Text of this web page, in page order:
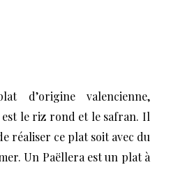
d’origine valencienne,
le riz rond et le safran. Il
réaliser ce plat soit avec du
Un Paëllera est un plat à